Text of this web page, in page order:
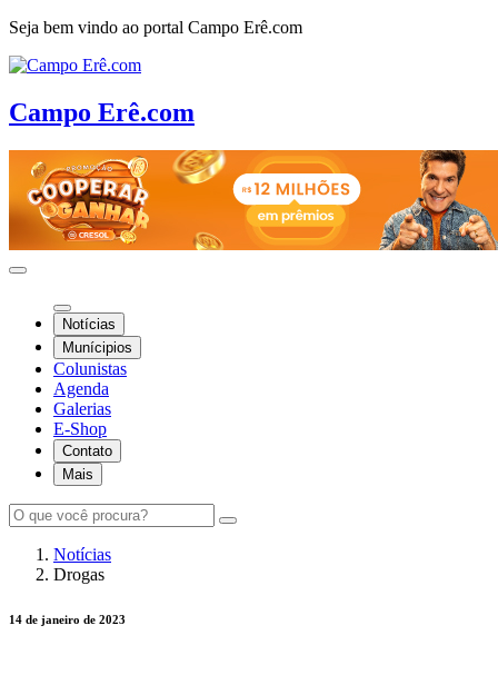
Seja bem vindo ao portal Campo Erê.com
Campo Erê.com
Notícias
Munícipios
Colunistas
Agenda
Galerias
E-Shop
Contato
Mais
Notícias
Drogas
14 de janeiro de 2023